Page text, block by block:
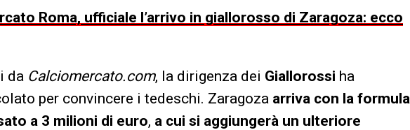
Roma, ufficiale l’arrivo in giallorosso di Zaragoza: ecco
da Calciomercato.com, la dirigenza dei Giallorossi ha
per convincere i tedeschi. Zaragoza arriva con la formula
a 3 milioni di euro, a cui si aggiungerà un ulteriore